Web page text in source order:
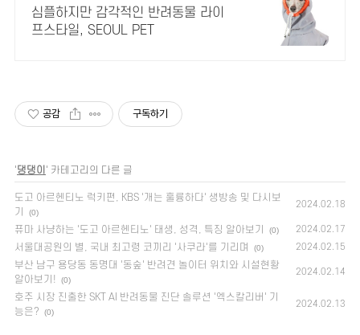
심플하지만 감각적인 반려동물 라이
프스타일, SEOUL PET
공감 구독하기
'댕댕이 ' 카테고리의 다른 글
도고 아르헨티노 럭키편, KBS '개는 훌륭하다' 생방송 및 다시보
기
(0)
2024.02.18
퓨마 사냥하는 '도고 아르헨티노' 태생, 성격, 특징 알아보기 (0) 2024.02.17
서울대공원의 별, 국내 최고령 코끼리 '사쿠라'를 기리며 (0) 2024.02.15
부산 남구 용당동 동명대 '동숲' 반려견 놀이터 위치와 시설현황
알아보기!
(0)
2024.02.14
호주 시장 진출한 SKT AI 반려동물 진단 솔루션 '엑스칼리버' 기
능은?
(0)
2024.02.13